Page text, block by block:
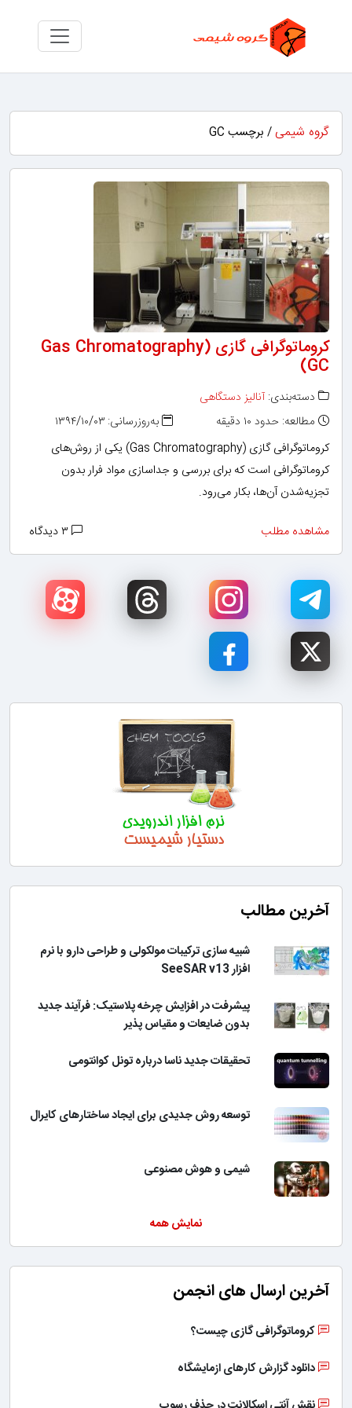
گروه شیمی / برچسب GC
کروماتوگرافی گازی (Gas Chromatography
(GC
دسته‌بندی: آنالیز دستگاهی
مطالعه: حدود ۱۰ دقیقه
به‌روزرسانی: ۱۳۹۴/۱۰/۰۳
کروماتوگرافی گازی (Gas Chromatography) یکی از روش‌های
کروماتوگرافی است که برای بررسی و جداسازی مواد فرار بدون
تجزیه‌شدن آن‌ها، بکار می‌رود.
مشاهده مطلب
آخرین مطالب
شبیه سازی ترکیبات مولکولی و طراحی دارو با نرم
افزار SeeSAR v13
پیشرفت در افزایش چرخه پلاستیک: فرآیند جدید
بدون ضایعات و مقیاس پذیر
تحقیقات جدید ناسا درباره تونل کوانتومی
توسعه روش جدیدی برای ایجاد ساختارهای کایرال
شیمی و هوش مصنوعی
نمایش همه
آخرین ارسال های انجمن
کروماتوگرافی گازی چیست؟
دانلود گزارش کارهای ازمایشگاه